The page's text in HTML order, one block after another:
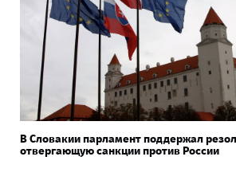
В Словакии парламент поддержал
отвергающую санкции против России